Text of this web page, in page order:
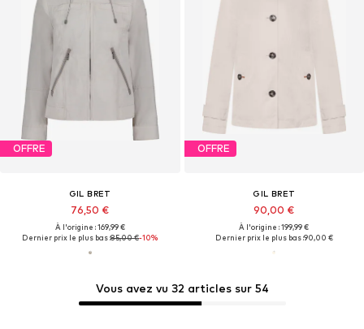
Vous avez vu 32 articles sur 54
OFFRE
GIL BRET
76,50 €
À l'origine : 169,99 €
Dernier prix le plus bas :85,00 €-10%
OFFRE
GIL BRET
90,00 €
À l'origine : 199,99 €
Dernier prix le plus bas :90,00 €